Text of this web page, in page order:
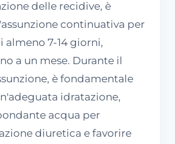
delle recidive, è
continuativa per
almeno 7-14 giorni,
a un mese. Durante il
è fondamentale
idratazione,
acqua per
diuretica e favorire